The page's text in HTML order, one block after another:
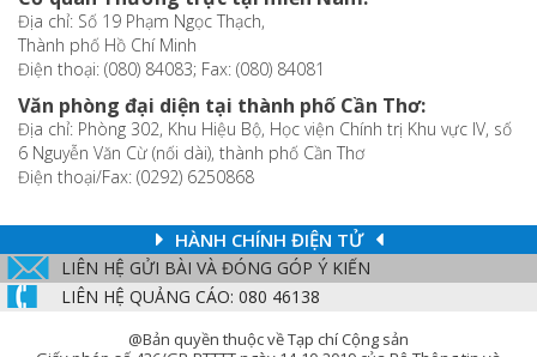
Địa chỉ: Số 19 Phạm Ngọc Thạch,
Thành phố Hồ Chí Minh
Điện thoại: (080) 84083; Fax: (080) 84081
Văn phòng đại diện tại thành phố Cần Thơ:
Địa chỉ: Phòng 302, Khu Hiệu Bộ, Học viện Chính trị Khu vực IV, số
6 Nguyễn Văn Cừ (nối dài), thành phố Cần Thơ
Điện thoại/Fax: (0292) 6250868
HÀNH CHÍNH ĐIỆN TỬ
LIÊN HỆ GỬI BÀI VÀ ĐÓNG GÓP Ý KIẾN
LIÊN HỆ QUẢNG CÁO: 080 46138
@Bản quyền thuộc về Tạp chí Cộng sản